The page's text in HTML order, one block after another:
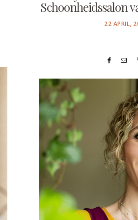
Schoonheidssalon
POSTED
22 APRIL,